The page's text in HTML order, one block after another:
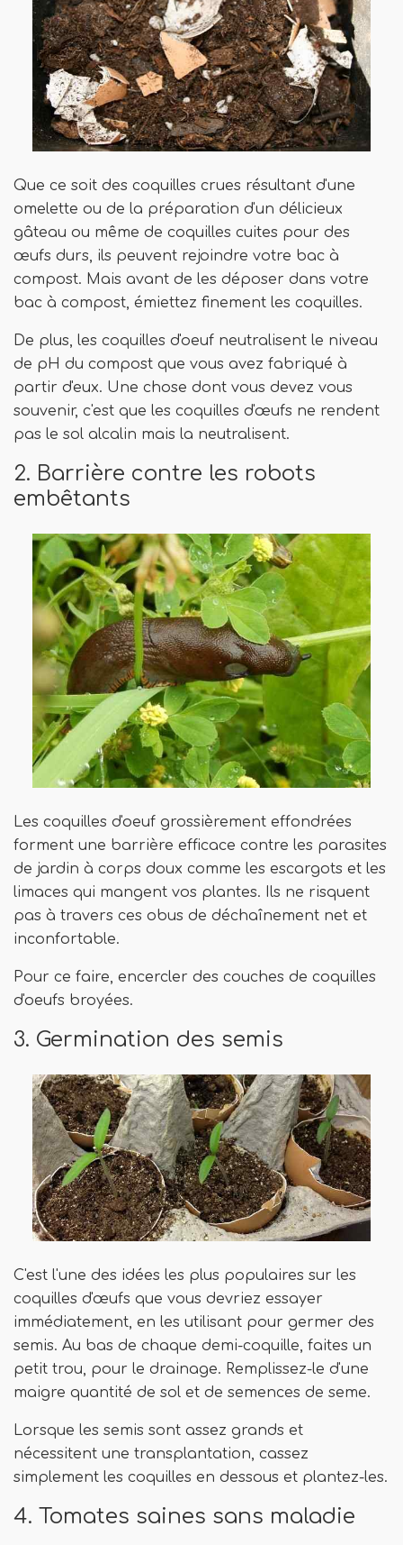
Que ce soit des coquilles crues résultant d'une
omelette ou de la préparation d'un délicieux
gâteau ou même de coquilles cuites pour des
œufs durs, ils peuvent rejoindre votre bac à
compost. Mais avant de les déposer dans votre
bac à compost, émiettez finement les coquilles.
De plus, les coquilles d'oeuf neutralisent le niveau
de pH du compost que vous avez fabriqué à
partir d'eux. Une chose dont vous devez vous
souvenir, c'est que les coquilles d'œufs ne rendent
pas le sol alcalin mais la neutralisent.
2. Barrière contre les robots
embêtants
Les coquilles d'oeuf grossièrement effondrées
forment une barrière efficace contre les parasites
de jardin à corps doux comme les escargots et les
limaces qui mangent vos plantes. Ils ne risquent
pas à travers ces obus de déchaînement net et
inconfortable.
Pour ce faire, encercler des couches de coquilles
d'oeufs broyées.
3. Germination des semis
C'est l'une des idées les plus populaires sur les
coquilles d'œufs que vous devriez essayer
immédiatement, en les utilisant pour germer des
semis. Au bas de chaque demi-coquille, faites un
petit trou, pour le drainage. Remplissez-le d'une
maigre quantité de sol et de semences de seme.
Lorsque les semis sont assez grands et
nécessitent une transplantation, cassez
simplement les coquilles en dessous et plantez-les.
4. Tomates saines sans maladie